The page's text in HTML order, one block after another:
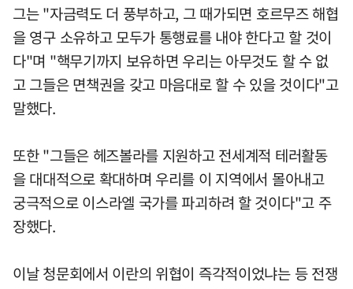
그는 "자금력도 더 풍부하고, 그 때가되면 호르무즈 해협
을 영구 소유하고 모두가 통행료를 내야 한다고 할 것이
다"며 "핵무기까지 보유하면 우리는 아무것도 할 수 없
고 그들은 면책권을 갖고 마음대로 할 수 있을 것이다"고
말했다.
또한 "그들은 헤즈볼라를 지원하고 전세계적 테러활동
을 대대적으로 확대하며 우리를 이 지역에서 몰아내고
궁극적으로 이스라엘 국가를 파괴하려 할 것이다"고 주
장했다.
이날 청문회에서 이란의 위협이 즉각적이었냐는 등 전쟁